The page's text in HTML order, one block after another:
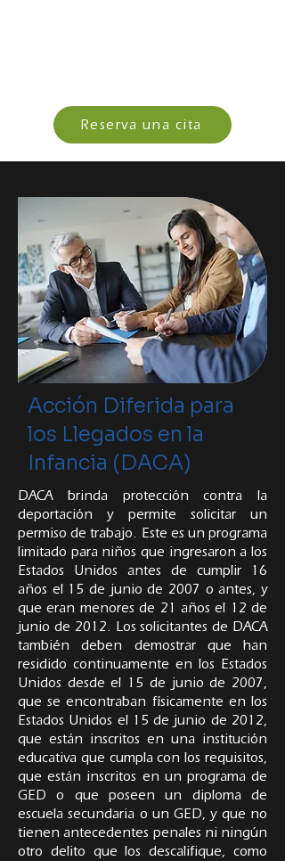
Reserva una cita
Acción Diferida para
los Llegados en la
Infancia (DACA)
DACA brinda protección contra la
deportación y permite solicitar un
permiso de trabajo. Este es un programa
limitado para niños que ingresaron a los
Estados Unidos antes de cumplir 16
años el 15 de junio de 2007 o antes, y
que eran menores de 21 años el 12 de
junio de 2012. Los solicitantes de DACA
también deben demostrar que han
residido continuamente en los Estados
Unidos desde el 15 de junio de 2007,
que se encontraban físicamente en los
Estados Unidos el 15 de junio de 2012,
que están inscritos en una institución
educativa que cumpla con los requisitos,
que están inscritos en un programa de
GED o que poseen un diploma de
escuela secundaria o un GED, y que no
tienen antecedentes penales ni ningún
otro delito que los descalifique, como